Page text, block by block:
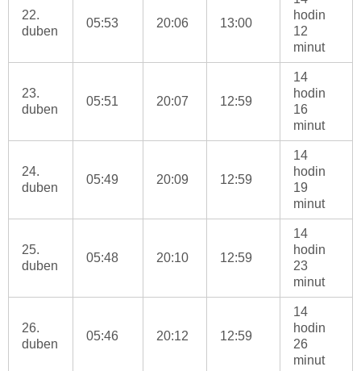
22.
duben
05:53 20:06 13:00
hodin
12
minut
23.
duben
05:51 20:07 12:59
14
hodin
16
minut
24.
duben
05:49 20:09 12:59
14
hodin
19
minut
25.
duben
05:48 20:10 12:59
14
hodin
23
minut
26.
duben
05:46 20:12 12:59
14
hodin
26
minut